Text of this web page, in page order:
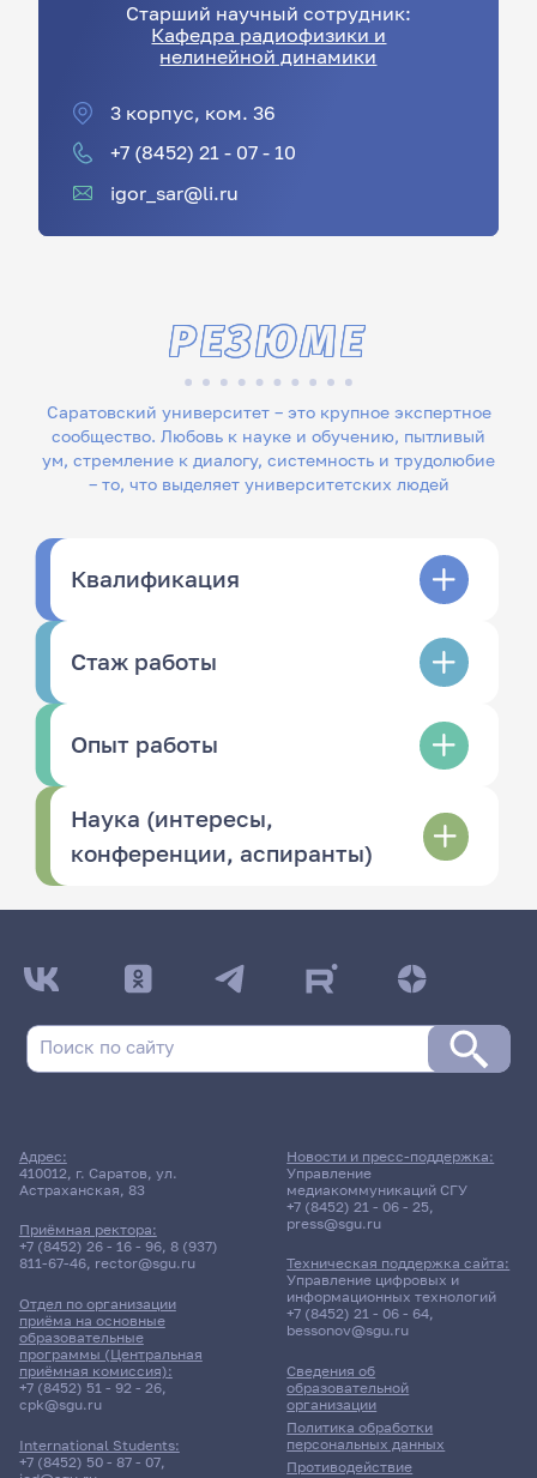
Старший научный сотрудник:
Кафедра радиофизики и
нелинейной динамики
3 корпус, ком. 36
+7 (8452) 21 - 07 - 10
igor_sar@li.ru
Саратовский университет – это крупное экспертное
сообщество. Любовь к науке и обучению, пытливый
ум, стремление к диалогу, системность и трудолюбие
– то, что выделяет университетских людей
РЕЗЮМЕ
Квалификация
Стаж работы
Опыт работы
Наука (интересы,
конференции, аспиранты)
Адрес:
410012, г. Саратов, ул.
Астраханская, 83
Приёмная ректора:
+7 (8452) 26 - 16 - 96, 8 (937)
811-67-46, rector@sgu.ru
Отдел по организации
приёма на основные
образовательные
программы (Центральная
приёмная комиссия):
+7 (8452) 51 - 92 - 26,
cpk@sgu.ru
International Students:
+7 (8452) 50 - 87 - 07,
Сведения об
образовательной
организации
Политика обработки
персональных данных
Противодействие
Новости и пресс-поддержка:
Управление
медиакоммуникаций СГУ
+7 (8452) 21 - 06 - 25,
press@sgu.ru
Техническая поддержка сайта:
Управление цифровых и
информационных технологий
+7 (8452) 21 - 06 - 64,
bessonov@sgu.ru